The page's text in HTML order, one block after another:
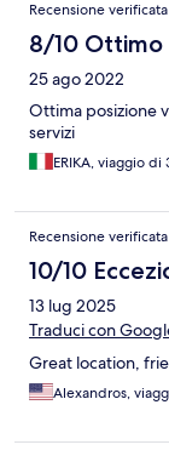
Recensione verificata
8/10 Ottimo
25 ago 2022
Ottima posizione
servizi
ERIKA, viaggio di
Recensione verificata
10/10
13 lug 2025
Traduci con
Great location,
Alexandros,